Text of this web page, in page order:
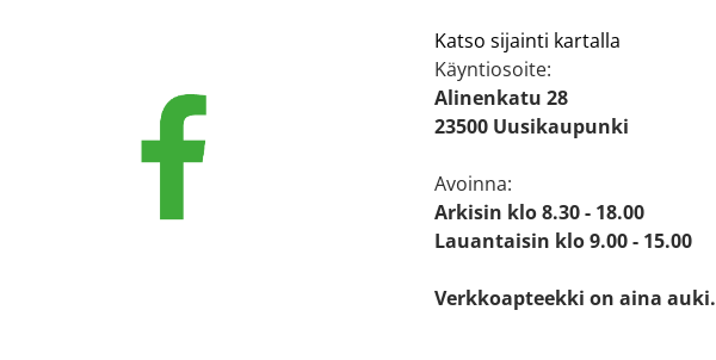
Katso sijainti kartalla
Käyntiosoite:
Alinenkatu 28
23500 Uusikaupunki
Avoinna:
Arkisin klo 8.30 - 18.00
Lauantaisin klo 9.00 - 15.00
Verkkoapteekki on aina auki.